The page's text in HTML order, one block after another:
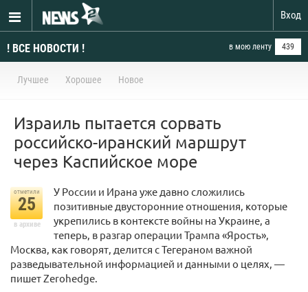
Вход
! ВСЕ НОВОСТИ ! в мою ленту 439
Лучшее Хорошее Новое
Израиль пытается сорвать
российско-иранский маршрут
через Каспийское море
отметили
25
в архиве
У России и Ирана уже давно сложились
позитивные двусторонние отношения, которые
укрепились в контексте войны на Украине, а
теперь, в разгар операции Трампа «Ярость»,
Москва, как говорят, делится с Тегераном важной
разведывательной информацией и данными о целях, —
пишет Zerohedge.